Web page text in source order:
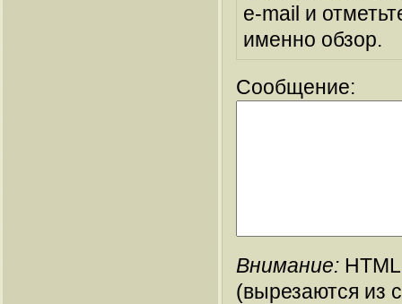
e-mail и
именно обзор.
Сообщение:
Внимание:
(вырезаются из